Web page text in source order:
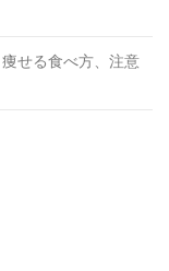
せる食べ方、注意